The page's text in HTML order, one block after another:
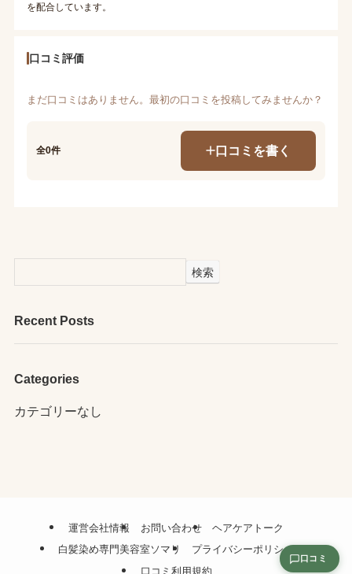
を配合しています。
口コミ評価
まだ口コミはありません。最初の口コミを投稿してみませんか？
全0件 口コミを書く
検索
Recent Posts
Categories
カテゴリーなし
運営会社情報 お問い合わせ
ヘアケアトーク
白髪染め専門美容室ソマリ
プライバシーポリシー
口コミ利用規約
口コミ